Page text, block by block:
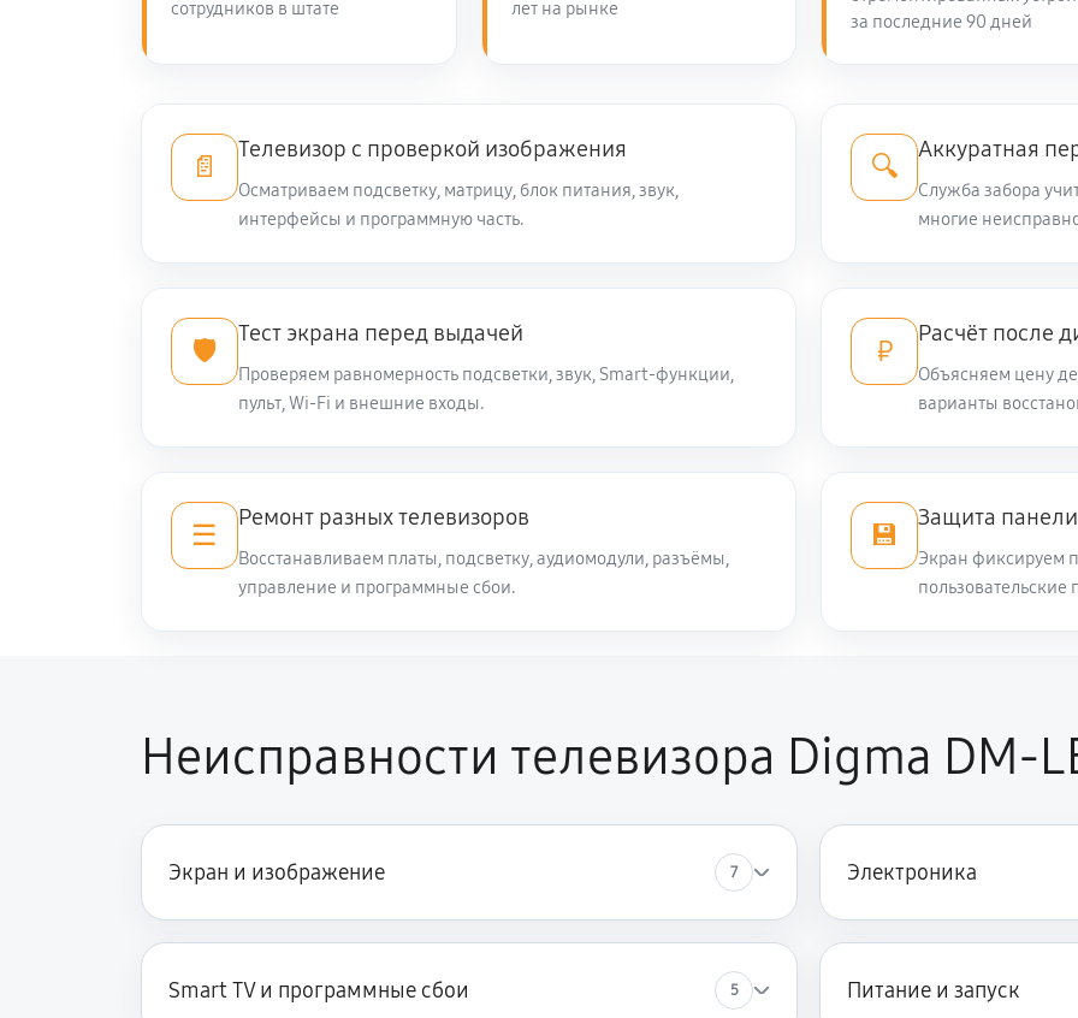
Замена резистора телевизора Digma DM-LED32MQ10 1350 руб
Замена предохранителя 1350 руб
Замена конденсатора телевизора Digma DM-LED32MQ10 1440 руб
1350 руб
Замена шнура питания 1350 руб
сотрудников в штате лет на рынке
за последние 90 дней
📄
Телевизор с проверкой изображения
Осматриваем подсветку, матрицу, блок питания, звук,
интерфейсы и программную часть.
🔍
Аккуратная
Служба забора
многие
🛡️
Тест экрана перед выдачей
Проверяем равномерность подсветки, звук, Smart-функции,
пульт, Wi-Fi и внешние входы.
₽
Расчёт после
Объясняем цену
варианты
☰
Ремонт разных телевизоров
Восстанавливаем платы, подсветку, аудиомодули, разъёмы,
управление и программные сбои.
💾
Защита
Экран фиксируем
Неисправности телевизора Digma DM-
Экран и изображение 7 Электроника
Smart TV и программные сбои 5 Питание и запуск